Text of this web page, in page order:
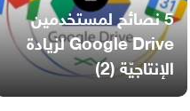
5 نصائح لمستخدمين
Google Drive لزيادة
الإنتاجيّة (2)